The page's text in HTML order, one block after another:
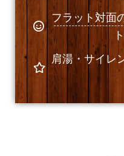
フラット対面
肩湯・サイレ